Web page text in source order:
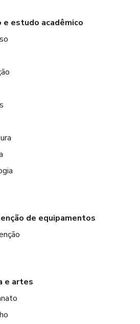
e estudo acadêmico
de equipamentos
e artes